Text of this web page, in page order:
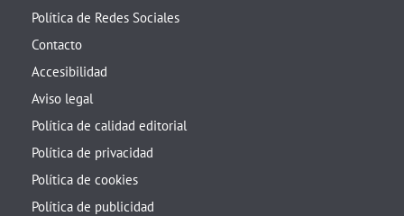
Política de Redes Sociales
Contacto
Accesibilidad
Aviso legal
Política de calidad editorial
Política de privacidad
Política de cookies
Política de publicidad